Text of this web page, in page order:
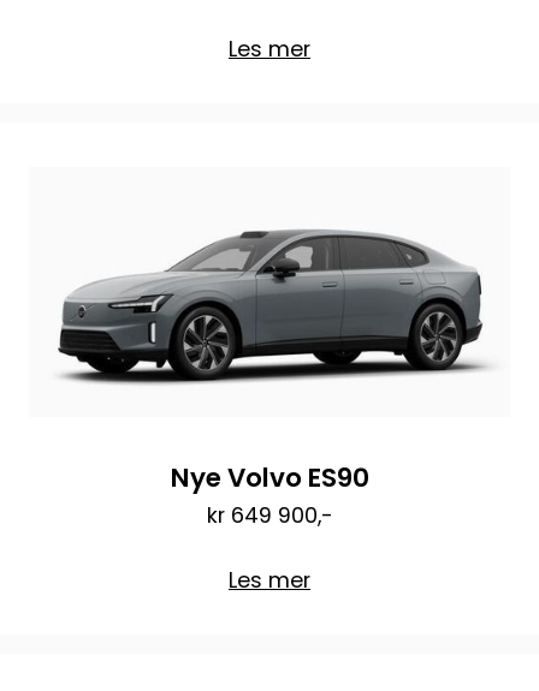
Les mer
Nye Volvo ES90
kr 649 900,-
Les mer